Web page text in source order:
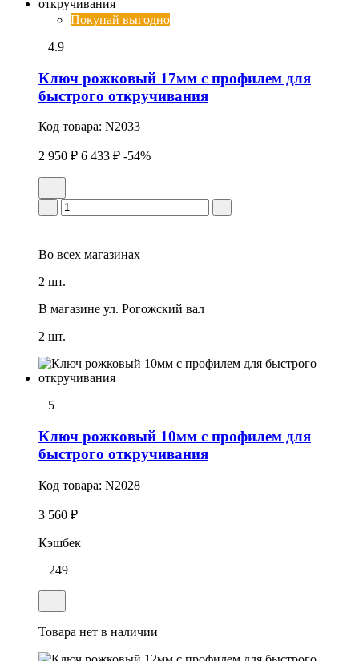
Покупай выгодно
4.9
Ключ рожковый 17мм с профилем для
быстрого откручивания
Код товара: N2033
2 950 ₽ 6 433 ₽ -54%
Во всех магазинах
2 шт.
В магазине ул. Рогожский вал
2 шт.
5
Ключ рожковый 10мм с профилем для
быстрого откручивания
Код товара: N2028
3 560 ₽
Кэшбек
+ 249
Товара нет в наличии